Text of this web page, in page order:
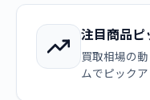
注目商品ピ
買取相場の
ムでピックア